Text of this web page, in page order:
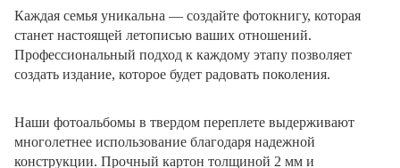
Каждая семья уникальна — создайте фотокнигу, которая
станет настоящей летописью ваших отношений.
Профессиональный подход к каждому этапу позволяет
создать издание, которое будет радовать поколения.
Наши фотоальбомы в твердом переплете выдерживают
многолетнее использование благодаря надежной
конструкции. Прочный картон толщиной 2 мм и